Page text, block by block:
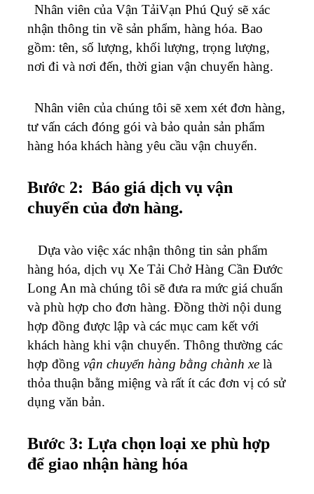
Nhân viên của Vận TảiVạn Phú Quý sẽ xác
nhận thông tin về sản phẩm, hàng hóa. Bao
gồm: tên, số lượng, khối lượng, trọng lượng,
nơi đi và nơi đến, thời gian vận chuyển hàng.
Nhân viên của chúng tôi sẽ xem xét đơn hàng,
tư vấn cách đóng gói và bảo quản sản phẩm
hàng hóa khách hàng yêu cầu vận chuyển.
Bước 2: Báo giá dịch vụ vận
chuyển của đơn hàng.
Dựa vào việc xác nhận thông tin sản phẩm
hàng hóa, dịch vụ Xe Tải Chở Hàng Cần Đước
Long An mà chúng tôi sẽ đưa ra mức giá chuẩn
và phù hợp cho đơn hàng. Đồng thời nội dung
hợp đồng được lập và các mục cam kết với
khách hàng khi vận chuyển. Thông thường các
hợp đồng vận chuyển hàng bằng chành xe là
thỏa thuận bằng miệng và rất ít các đơn vị có sử
dụng văn bản.
Bước 3: Lựa chọn loại xe phù hợp
để giao nhận hàng hóa